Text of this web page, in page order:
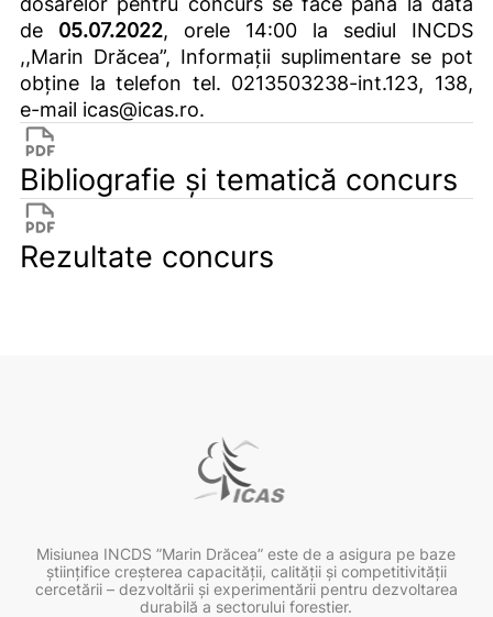
de 05.07.2022, orele 14:00 la sediul INCDS
,,Marin Drăcea”, Informații suplimentare se pot
obține la telefon tel. 0213503238-int.123, 138,
e-mail icas@icas.ro.
Bibliografie și tematică concurs
Rezultate concurs
Misiunea INCDS ”Marin Drăcea” este de a asigura pe baze
ştiinţifice creşterea capacităţii, calităţii şi competitivităţii
cercetării – dezvoltării şi experimentării pentru dezvoltarea
durabilă a sectorului forestier.